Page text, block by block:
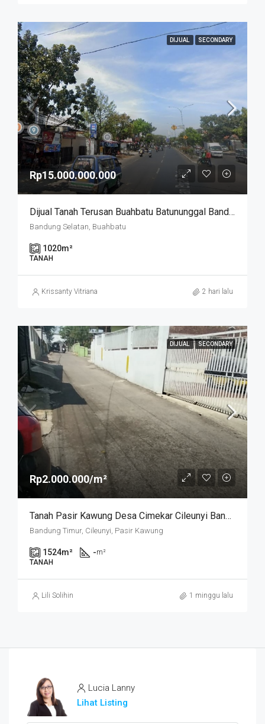
DIJUAL SECONDARY
Rp15.000.000.000
Dijual Tanah Terusan Buahbatu Batununggal Bandung Kidul
Bandung Selatan, Buahbatu
1020m²
TANAH
Krissanty Vitriana 2 hari lalu
DIJUAL SECONDARY
Rp2.000.000/m²
Tanah Pasir Kawung Desa Cimekar Cileunyi Bandung
Bandung Timur, Cileunyi, Pasir Kawung
1524m² -m²
TANAH
Lili Solihin 1 minggu lalu
Lucia Lanny
Lihat Listing